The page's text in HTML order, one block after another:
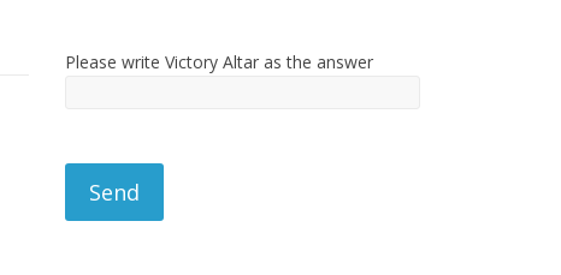
Please write Victory Altar as the answer